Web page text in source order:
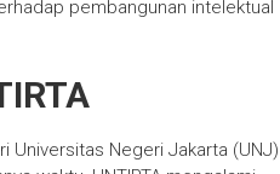
pembangunan intelektual
Universitas Negeri Jakarta (UNJ)